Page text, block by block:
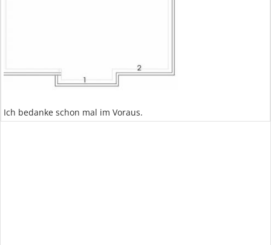
Ich bedanke schon mal im Voraus.